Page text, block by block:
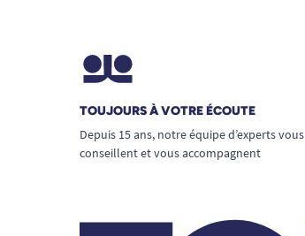
TOUJOURS À VOTRE ÉCOUTE
Depuis 15 ans, notre équipe d’experts vous
conseillent et vous accompagnent